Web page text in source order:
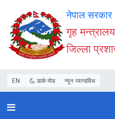
Accessibility
Mode
सुरु
गर्नुहोस्
सामाग्री
पढ्नुहाेस्
नेभिगेसन
पढ्नुहाेस्
वेबसाइट
खोजमा
जानुहोस्
नेपाल सरकार
गृह मन्त्रालय
जिल्ला
EN डार्क मोड न्यून व्यान्डविथ